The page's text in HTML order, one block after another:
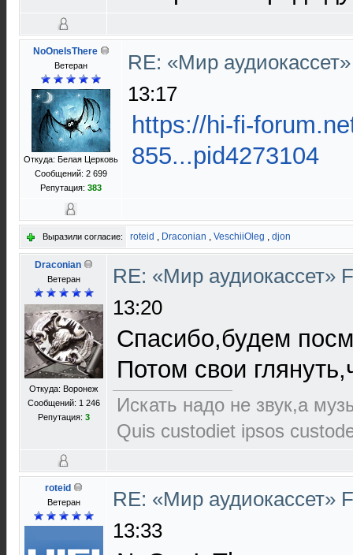
NoOneIsThere
Ветеран
Откуда: Белая Церковь
Сообщений: 2 699
Репутация: 383
RE: «Мир
13:17
https://hi-fi-
855...pid4273104
Выразили согласие: roteid , Draconian , VeschiiOleg , djon
Draconian
Ветеран
Откуда: Воронеж
Сообщений: 1 246
Репутация: 3
RE: «Мир аудиокассет»
13:20
Спасибо,будем
Потом свои
Искать надо не звук,а
Quis custodiet ipsos
roteid
Ветеран
RE: «Мир аудиокассет»
13:33